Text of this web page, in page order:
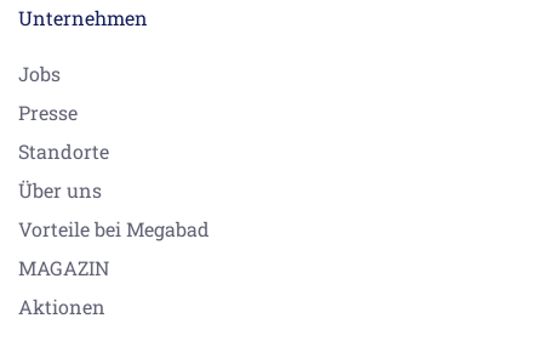
Unternehmen
Jobs
Presse
Standorte
Über uns
Vorteile bei Megabad
MAGAZIN
Aktionen